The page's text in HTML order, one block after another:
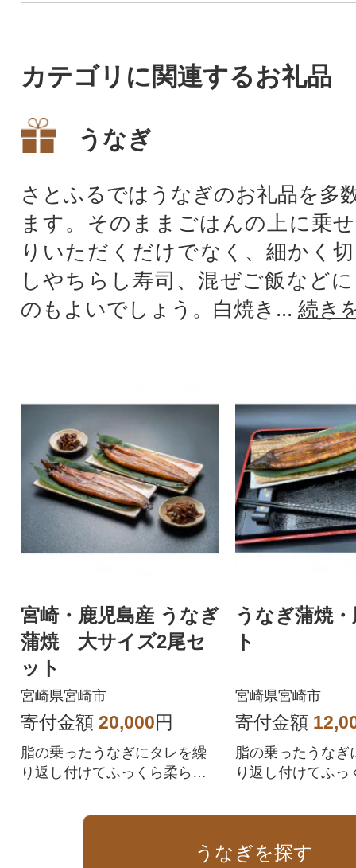
カテゴリに関連するお礼品
うなぎ
さとふるではうなぎのお礼品を多
ます。そのままごはんの上に乗
りいただくだけでなく、細かく
しやちらし寿司、混ぜご飯など
のもよいでしょう。白焼き... 続き
宮崎・鹿児島産 うなぎ
蒲焼 大サイズ2尾セ
ット
宮崎県宮崎市
寄付金額 20,000円
脂の乗ったうなぎにタレを繰
り返し付けてふっくら柔らか
うなぎ蒲焼
ト
宮崎県宮崎市
寄付金額
脂の乗ったうなぎ
り返し付けてふっ
うなぎを探す